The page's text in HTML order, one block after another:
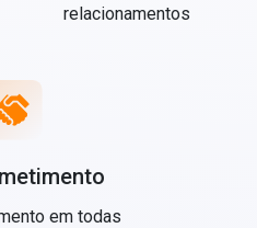
relacionamentos
em todas